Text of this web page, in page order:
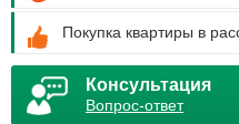
Покупка квартиры в
Консультация
Вопрос-ответ